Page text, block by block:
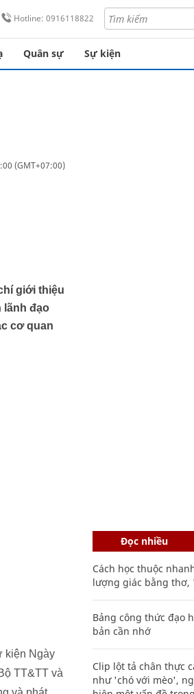
Hotline: 0916118822
Quân sự Sự kiện
(GMT+07:00)
giới thiệu
lãnh đạo
cơ quan
kiện Ngày
TT&TT và
Đọc nhiều
Cách học thuộc
lượng giác bằng thơ,
Bảng công thức đạo
bản cần nhớ
Clip lột tả chân thực
như 'chó với mèo',